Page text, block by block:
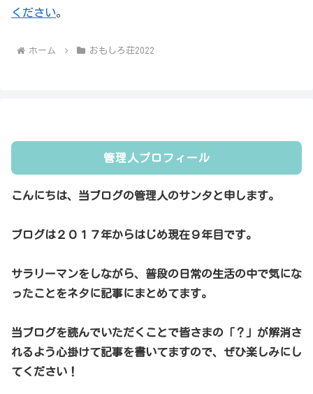
ください。
ホーム おもしろ荘2022
管理人プロフィール
こんにちは、当ブログの管理人のサンタと申します。
ブログは２０１７年からはじめ現在９年目です。
サラリーマンをしながら、普段の日常の生活の中で気にな
ったことをネタに記事にまとめてます。
当ブログを読んでいただくことで皆さまの「？」が解消さ
れるよう心掛けて記事を書いてますので、ぜひ楽しみにし
てください！